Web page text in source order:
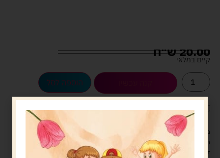
20.00ש"ח
קיים במלאי
הוספה לסל
לארוז את המוצר באריזת מתנה5.00 ש"ח ?
מעל 329 ש"ח, משלוח עם שליח עד הבית חינם! – 0 ₪
משלוח עם שליח עד הבית: 29 ש"ח
זמן אספקה: עד 4 ימי עסקים.